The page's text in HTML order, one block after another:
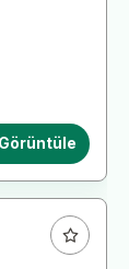
Görüntüle